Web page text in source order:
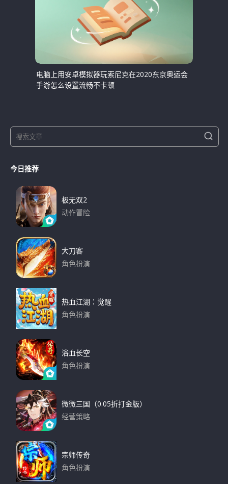
电脑上用安卓模拟器玩索尼克在2020东京奥运会
手游怎么设置流畅不卡顿
e
r
S
e
今日推荐
极无双2
动作冒险
大刀客
角色扮演
热血江湖：觉醒
角色扮演
浴血长空
角色扮演
微微三国（0.05折打金版）
经营策略
宗师传奇
角色扮演